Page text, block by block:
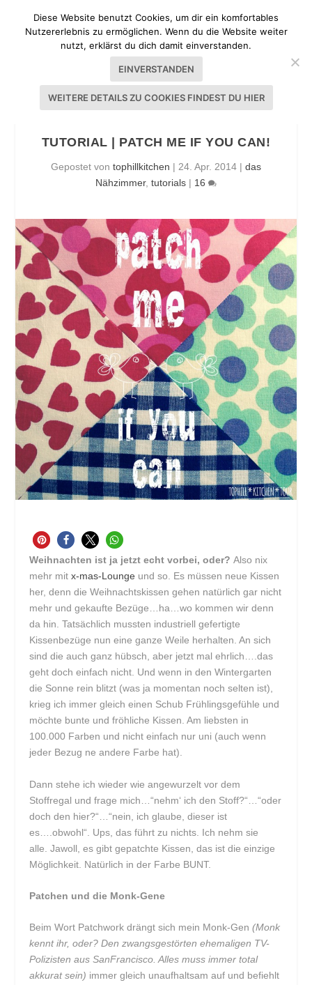
TUTORIAL | PATCH ME IF YOU CAN!
Gepostet von tophillkitchen | 24. Apr. 2014 | das
Nähzimmer, tutorials | 16
Weihnachten ist ja jetzt echt vorbei, oder?Also nix
mehr mitx-mas-Lounge und so. Es müssen neue Kissen
her, denn die Weihnachtskissen gehen natürlich gar nicht
mehr und gekaufte Bezüge…ha…wo kommen wir denn
da hin. Tatsächlich mussten industriell gefertigte
Kissenbezüge nun eine ganze Weile herhalten. An sich
sind die auch ganz hübsch, aber jetzt mal ehrlich….das
geht doch einfach nicht. Und wenn in den Wintergarten
die Sonne rein blitzt (was ja momentan noch selten ist),
krieg ich immer gleich einen Schub Frühlingsgefühle und
möchte bunte und fröhliche Kissen. Am liebsten in
100.000 Farben und nicht einfach nur uni (auch wenn
jeder Bezug ne andere Farbe hat).
Dann stehe ich wieder wie angewurzelt vor dem
Stoffregal und frage mich…“nehm‘ ich den Stoff?“…“oder
doch den hier?“…“nein, ich glaube, dieser ist
es….obwohl“. Ups, das führt zu nichts. Ich nehm sie
alle. Jawoll, es gibt gepatchte Kissen, das ist die einzige
Möglichkeit. Natürlich in der Farbe BUNT.
Patchen und die Monk-Gene
Beim Wort Patchwork drängt sich mein Monk-Gen (Monk
kennt ihr, oder? Den zwangsgestörten ehemaligen TV-
Polizisten aus SanFrancisco. Alles muss immer total
akkurat sein) immer gleich unaufhaltsam auf und befiehlt
Diese Website benutzt Cookies, um dir ein komfortables
Nutzererlebnis zu ermöglichen. Wenn du die Website weiter
nutzt, erklärst du dich damit einverstanden.
EINVERSTANDEN
WEITERE DETAILS ZU COOKIES FINDEST DU HIER